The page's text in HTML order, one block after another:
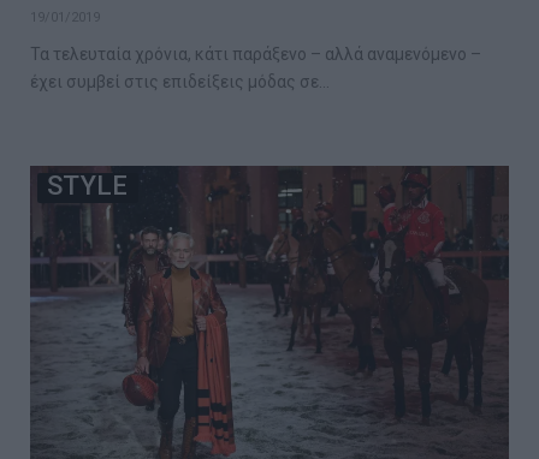
19/01/2019
Τα τελευταία χρόνια, κάτι παράξενο – αλλά αναμενόμενο –
έχει συμβεί στις επιδείξεις μόδας σε…
STYLE